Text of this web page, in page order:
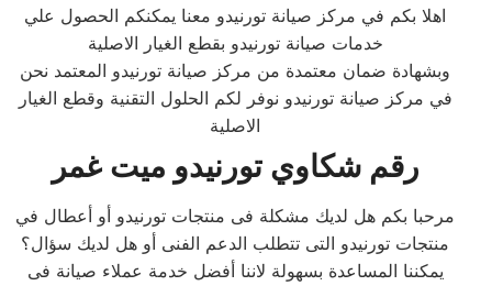
اهلا بكم في مركز صيانة تورنيدو معنا يمكنكم الحصول علي
خدمات صيانة تورنيدو بقطع الغيار الاصلية
وبشهادة ضمان معتمدة من مركز صيانة تورنيدو المعتمد نحن
في مركز صيانة تورنيدو نوفر لكم الحلول التقنية وقطع الغيار
الاصلية
رقم شكاوي تورنيدو ميت غمر
مرحبا بكم هل لديك مشكلة فى منتجات تورنيدو أو أعطال في
منتجات تورنيدو التى تتطلب الدعم الفنى أو هل لديك سؤال؟
يمكننا المساعدة بسهولة لاننا أفضل خدمة عملاء صيانة فى